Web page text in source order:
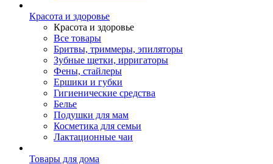
Красота и здоровье
Красота и здоровье
Все товары
Бритвы, триммеры, эпиляторы
Зубные щетки, ирригаторы
Фены, стайлеры
Ершики и губки
Гигиенические средства
Белье
Подушки для мам
Косметика для семьи
Лактационные чаи
Товары для дома